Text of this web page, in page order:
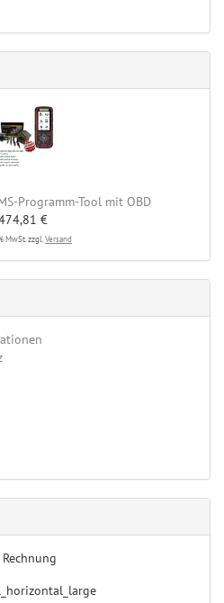
Programm-Tool mit OBD
€
MwSt. zzgl. Versand